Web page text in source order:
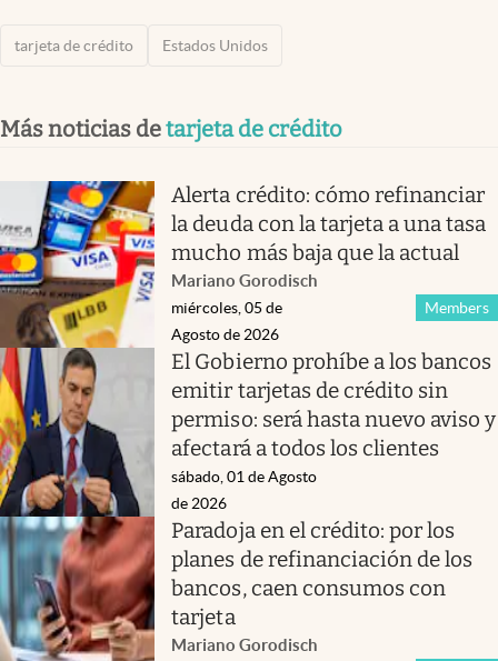
tarjeta de crédito Estados Unidos
Más noticias detarjeta de crédito
Alerta crédito: cómo refinanciar
la deuda con la tarjeta a una tasa
mucho más baja que la actual
Mariano Gorodisch
Members
miércoles, 05 de
Agosto de 2026
El Gobierno prohíbe a los bancos
emitir tarjetas de crédito sin
permiso: será hasta nuevo aviso y
afectará a todos los clientes
sábado, 01 de Agosto
de 2026
Paradoja en el crédito: por los
planes de refinanciación de los
bancos, caen consumos con
tarjeta
Mariano Gorodisch